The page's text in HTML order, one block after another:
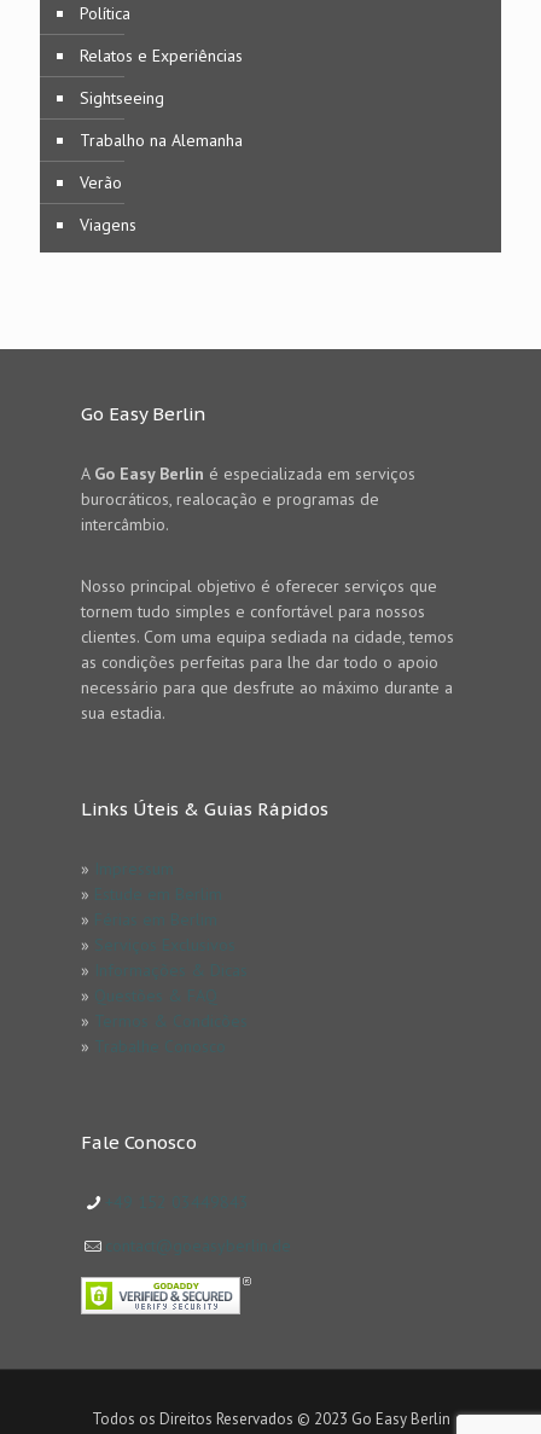
Política
Relatos e Experiências
Sightseeing
Trabalho na Alemanha
Verão
Viagens
Go Easy Berlin
A Go Easy Berlin é especializada em serviços
burocráticos, realocação e programas de
intercâmbio.
Nosso principal objetivo é oferecer serviços que
tornem tudo simples e confortável para nossos
clientes. Com uma equipa sediada na cidade, temos
as condições perfeitas para lhe dar todo o apoio
necessário para que desfrute ao máximo durante a
sua estadia.
Links Úteis & Guias Rápidos
»
»
»
»
»
»
»
»
Fale Conosco
Todos os Direitos Reservados © 2023 Go Easy Berlin